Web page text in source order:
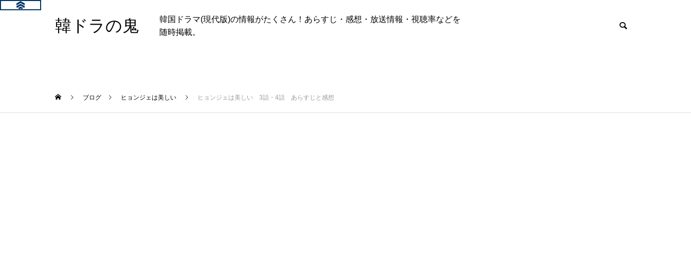
韓ドラの鬼
韓国ドラマ(現代版)の情報がたくさん！あらすじ・感想・放送情報・視聴率などを
随時掲載。
ブログ ヒョンジェは美しい ヒョンジェは美しい 3話・4話 あらすじと感想